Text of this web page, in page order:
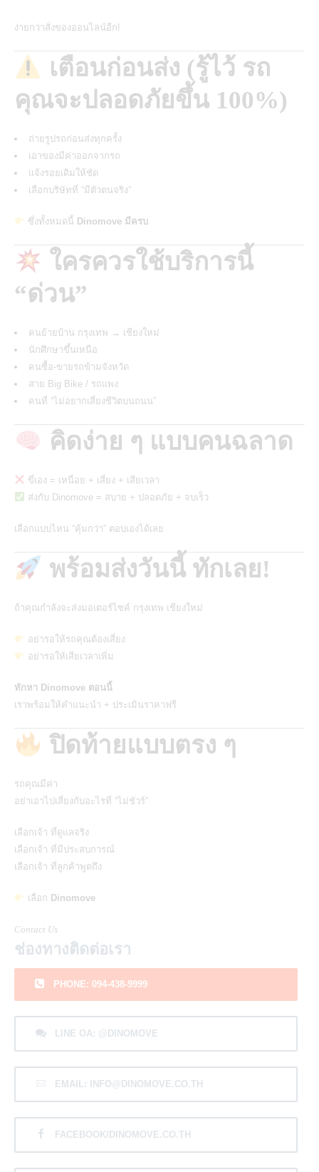
ง่ายกว่าสั่งของออนไลน์อีก!
เตือนก่อนส่ง (รู้ไว้ รถ
คุณจะปลอดภัยขึ้น 100%)
ถ่ายรูปรถก่อนส่งทุกครั้ง
เอาของมีค่าออกจากรถ
แจ้งรอยเดิมให้ชัด
เลือกบริษัทที่ “มีตัวตนจริง”
ซึ่งทั้งหมดนี้ Dinomove มีครบ
ใครควรใช้บริการนี้
“ด่วน”
คนย้ายบ้าน กรุงเทพ → เชียงใหม่
นักศึกษาขึ้นเหนือ
คนซื้อ-ขายรถข้ามจังหวัด
สาย Big Bike / รถแพง
คนที่ “ไม่อยากเสี่ยงชีวิตบนถนน”
คิดง่าย ๆ แบบคนฉลาด
ขี่เอง = เหนื่อย + เสี่ยง + เสียเวลา
ส่งกับ Dinomove = สบาย + ปลอดภัย + จบเร็ว
เลือกแบบไหน “คุ้มกว่า” ตอบเองได้เลย
พร้อมส่งวันนี้ ทักเลย!
ถ้าคุณกำลังจะส่งมอเตอร์ไซค์ กรุงเทพ เชียงใหม่
อย่ารอให้รถคุณต้องเสี่ยง
อย่ารอให้เสียเวลาเพิ่ม
ทักหา Dinomove ตอนนี้
เราพร้อมให้คำแนะนำ + ประเมินราคาฟรี
ปิดท้ายแบบตรง ๆ
รถคุณมีค่า
อย่าเอาไปเสี่ยงกับอะไรที่ “ไม่ชัวร์”
เลือกเจ้า ที่ดูแลจริง
เลือกเจ้า ที่มีประสบการณ์
เลือกเจ้า ที่ลูกค้าพูดถึง
เลือก Dinomove
Contact Us
ช่องทางติดต่อเรา
PHONE: 094-438-9999
LINE OA: @DINOMOVE
EMAIL: INFO@DINOMOVE.CO.TH
FACEBOOK/DINOMOVE.CO.TH